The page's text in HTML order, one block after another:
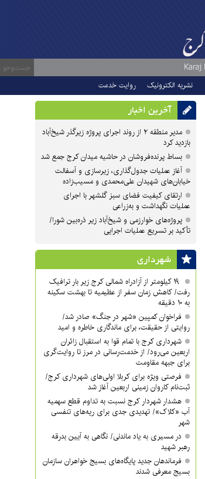
نشریه الکترونیک روایت خدمت
آخرین اخبار
مدیر منطقه ۲ از روند اجرای پروژه زیرگذر شیخ‌آباد
بازدید کرد
بساط پرنده‌فروشان در حاشیه میدان کرج جمع شد
آغاز عملیات جدول‌گذاری، زیرسازی و آسفالت
خیابان‌های شهیدان علی‌محمدی و مسیب‌زاده
ارتقای کیفیت فضای سبز گلشهر با اجرای
عملیات نگهداشت و به‌زراعی
پروژه‌های خوارزمی و شیخ‌آباد زیر ذره‌بین شورا/
تأکید بر تسریع عملیات اجرایی
شهرداری
۱۹ کیلومتر از آزادراه شمالی کرج زیر بار ترافیک
رفت/ کاهش زمان سفر از عظیمیه تا بهشت سکینه
به ۱۰ دقیقه
فراخوان کمپین «شهر در جنگ» صادر شد/
روایتی از حقیقت، برای ماندگاری خاطره و امید
شهرداری کرج با تمام قوا به استقبال زائران
اربعین می‌رود/ از خدمت‌رسانی در مرز تا روایت‌گری
برای جبهه مقاومت
فرصتی ویژه برای کربلا اولی‌های شهرداری کرج/
ثبت‌نام کاروان زمینی اربعین آغاز شد
هشدار شهردار کرج نسبت به تداوم قطع سهمیه
آب «کلاک»/ تهدیدی جدی برای ریه‌های تنفسی
شهر
در مسیری به یاد ماندنی/ نگاهی به آیین بدرقه
رهبر شهید
فرماندهان جدید پایگاه‌های بسیج خواهران سازمان
بسیج معرفی شدند